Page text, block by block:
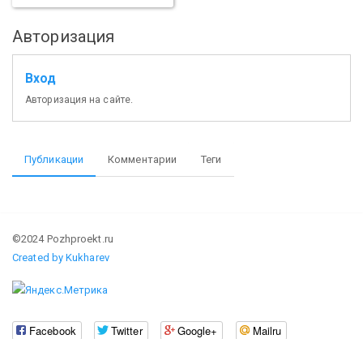
Авторизация
Вход
Авторизация на сайте.
Публикации Комментарии Теги
©2024 Pozhproekt.ru
Created by Kukharev
Facebook Twitter Google+ Mailru